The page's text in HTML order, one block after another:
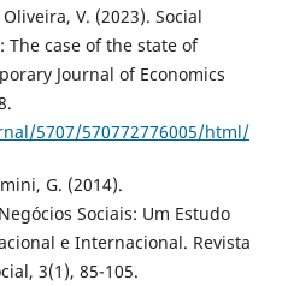
V. (2023). Social
case of the state of
Journal of Economics
5707/570772776005/html/
G. (2014).
Sociais: Um Estudo
e Internacional. Revista
3(1), 85-105.